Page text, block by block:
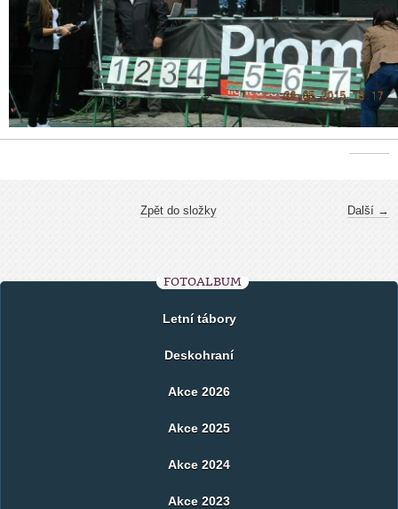
Další →
Zpět do složky
FOTOALBUM
Letní tábory
Deskohraní
Akce 2026
Akce 2025
Akce 2024
Akce 2023